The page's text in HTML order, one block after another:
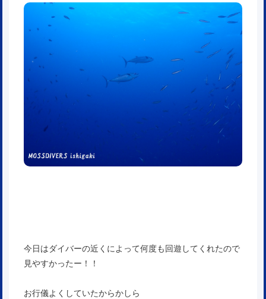
今日はダイバーの近くによって何度も回遊してくれたので
見やすかったー！！
お行儀よくしていたからかしら